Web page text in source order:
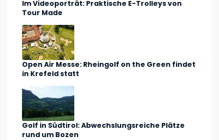
Im Videoporträt: Praktische E-Trolleys von
Tour Made
Open Air Messe: Rheingolf on the Green findet
in Krefeld statt
Golf in Südtirol: Abwechslungsreiche Plätze
rund um Bozen